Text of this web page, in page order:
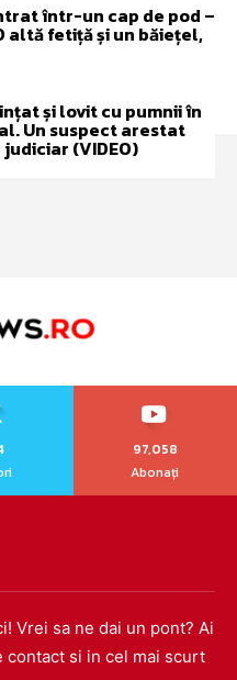
într-un cap de pod –
altă fetiță și un băiețel,
și lovit cu pumnii în
Un suspect arestat
(VIDEO)
97,058
Abonați
Vrei sa ne dai un pont? Ai
contact si in cel mai scurt